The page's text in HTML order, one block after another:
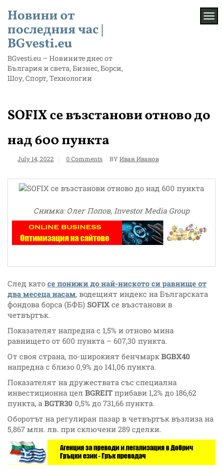
content
Новини от
последния час |
BGvesti.eu
BGvesti.eu – Новините днес от
България и света, Бизнес, Борси,
Шоу, Спорт, Технологии
SOFIX се възстанови отново до
над 600 пункта
July 14, 2022 0 Comments BY Иван Иванов
Снимка: Олег Попов, Investor Media Group
След като се понижи до най-ниското си равнище от
два месеца насам, водещият индекс на Българската
фондова борса (БФБ) SOFIX се възстанови в
четвъртък.
Показателят напредна с 1,5% и отново мина
равнището от 600 пункта – 607,30 пункта.
От своя страна, по-широкият бенчмарк BGBX40
напредна с близо 0,9% до 141,06 пункта.
Показателят на дружествата със специална
инвестиционна цел BGREIT прибави 1,2% до 186,62
пункта, а BGTR30 0,5% до 731,66 пункта.
Оборотът на регулиран пазар в четвъртък възлиза на
5,867 млн. лв. при сключени 289 сделки.